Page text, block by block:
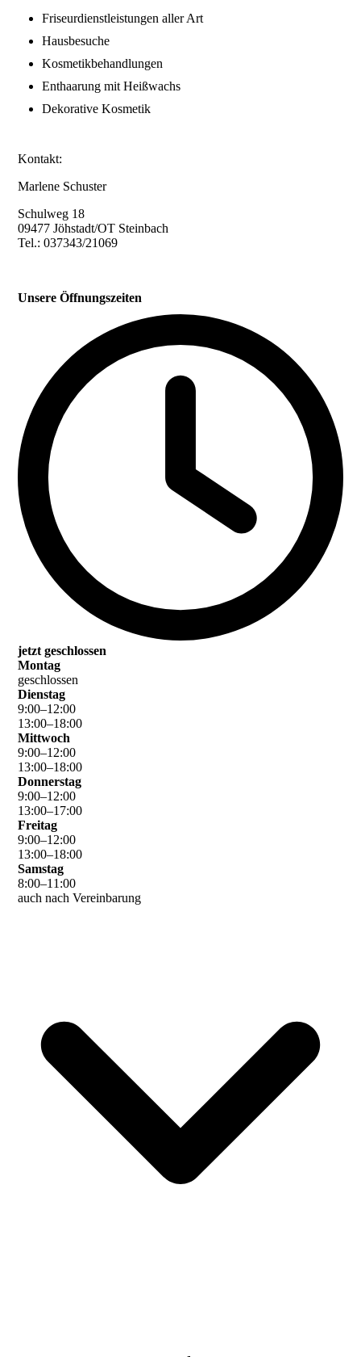
Friseurdienstleistungen aller Art
Hausbesuche
Kosmetikbehandlungen
Enthaarung mit Heißwachs
Dekorative Kosmetik
Kontakt:
Marlene Schuster
Schulweg 18
09477 Jöhstadt/OT Steinbach
Tel.: 037343/21069
Unsere Öffnungszeiten
jetzt geschlossen
Montag
geschlossen
Dienstag
9:00–12:00
13:00–18:00
Mittwoch
9:00–12:00
13:00–18:00
Donnerstag
9:00–12:00
13:00–17:00
Freitag
9:00–12:00
13:00–18:00
Samstag
8:00–11 :00
auch nach Vereinbarung